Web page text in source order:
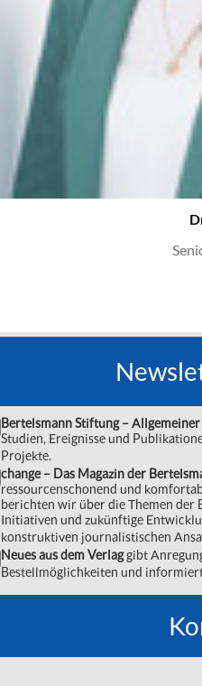
Bertelsmann Stiftung –
Studien, Ereignisse und
Projekte.
change – Das Magazin der
ressourcenschonend und
berichten wir über die Themen der
Initiativen und zukünftige
konstruktiven journalistischen
Neues aus dem Verlaggibt
Bestellmöglichkeiten und